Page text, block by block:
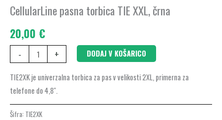
CellularLine pasna torbica TIE XXL, črna
20,00 €
-
TIE
črna
količina
+ DODAJ V KOŠARICO
TIE2XK je univerzalna torbica za pas v velikosti 2XL, primerna za
telefone do 4,8″.
Šifra: TIE2XK